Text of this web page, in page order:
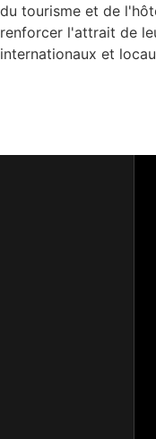
du tourisme et de
renforcer l'attrait de
internationaux et